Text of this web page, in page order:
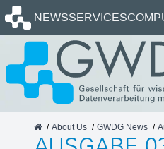
NEWSSERVICES
GWDG
About Us GWDG News